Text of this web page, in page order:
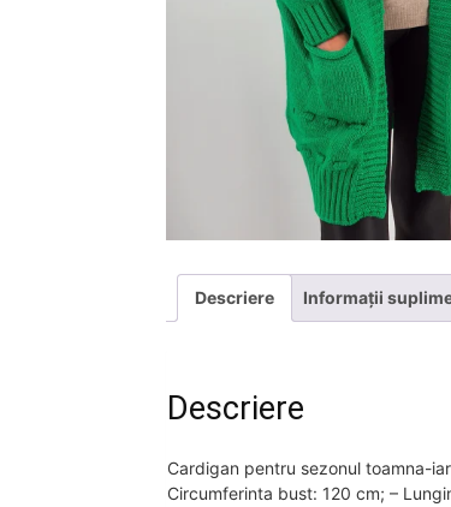
Descriere Informații
Descriere
Cardigan pentru sezonul toamna-
Circumferinta bust: 120 cm; –